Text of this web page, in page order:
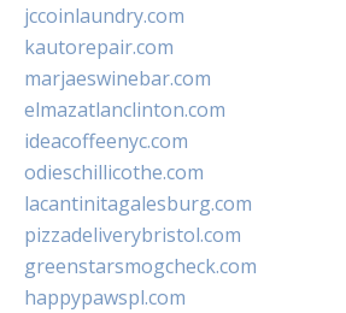
jccoinlaundry.com
kautorepair.com
marjaeswinebar.com
elmazatlanclinton.com
ideacoffeenyc.com
odieschillicothe.com
lacantinitagalesburg.com
pizzadeliverybristol.com
greenstarsmogcheck.com
happypawspl.com